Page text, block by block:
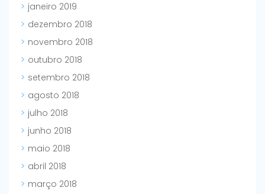
janeiro 2019
dezembro 2018
novembro 2018
outubro 2018
setembro 2018
agosto 2018
julho 2018
junho 2018
maio 2018
abril 2018
março 2018